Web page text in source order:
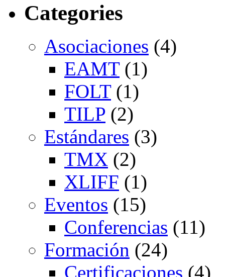
Categories
Asociaciones (4)
EAMT(1)
FOLT(1)
TILP (2)
Estándares (3)
TMX (2)
XLIFF (1)
Eventos (15)
Conferencias (11)
Formación (24)
Certificaciones (4)